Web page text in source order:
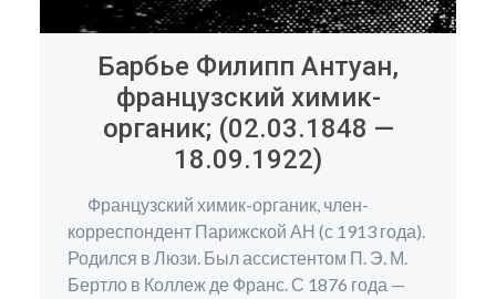
Барбье Филипп Антуан,
французский химик-
органик; (02.03.1848 —
18.09.1922)
Французский химик-органик, член-
корреспондент Парижской АН (с 1913 года).
Родился в Люзи. Был ассистентом П. Э. М.
Бертло в Коллеж де Франс. С 1876 года —